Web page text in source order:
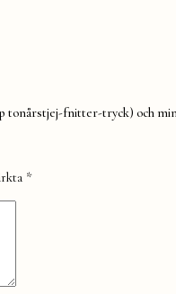
tonårstjej-fnitter-tryck) och
*